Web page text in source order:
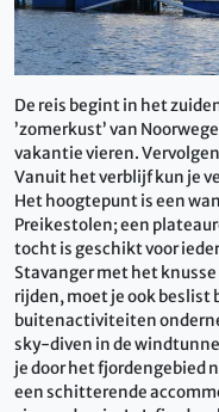
De reis begint in het
’zomerkust’ van
vakantie vieren.
Vanuit het verblijf kun je
Het hoogtepunt is een
Preikestolen; een
tocht is geschikt voor
Stavanger met het
rijden, moet je ook beslist
buitenactiviteiten
sky-diven in de
je door het fjordengebied
een schitterende